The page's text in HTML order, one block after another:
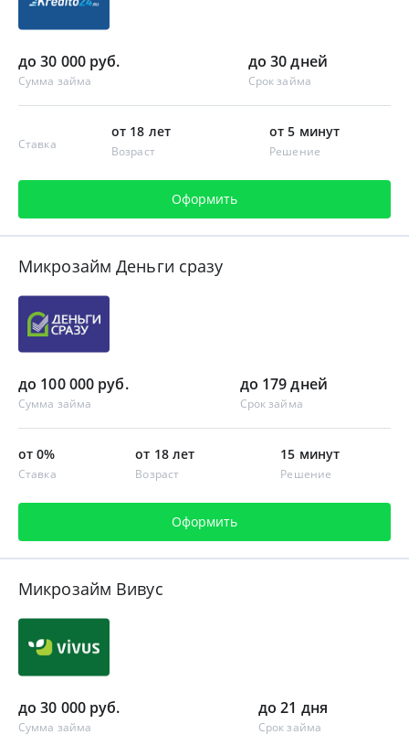
до 30 000 руб.
Сумма займа
до 30 дней
Срок займа
Ставка
от 18 лет
Возраст
от 5 минут
Решение
Оформить
Микрозайм Деньги сразу
до 100 000 руб.
Сумма займа
до 179 дней
Срок займа
от 0%
Ставка
от 18 лет
Возраст
15 минут
Решение
Оформить
Микрозайм Вивус
до 30 000 руб.
Сумма займа
до 21 дня
Срок займа